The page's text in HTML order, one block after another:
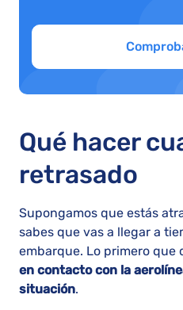
Qué hacer
retrasado
Supongamos que estás
sabes que vas a llegar a
embarque. Lo primero que
en contacto con la
situación.